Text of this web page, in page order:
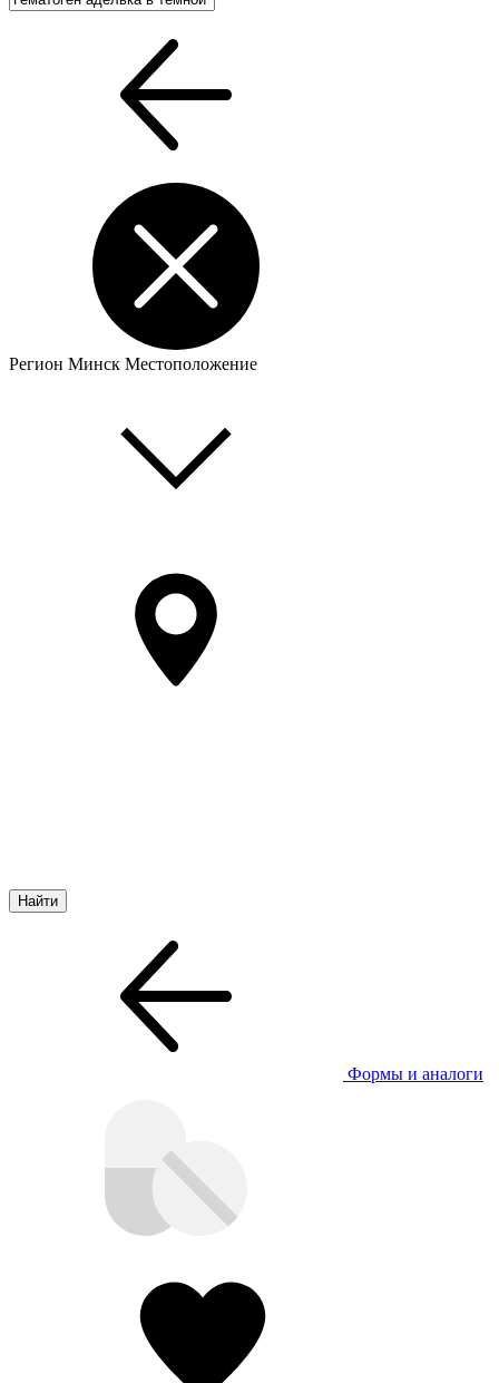
Регион Минск Местоположение
Формы и аналоги